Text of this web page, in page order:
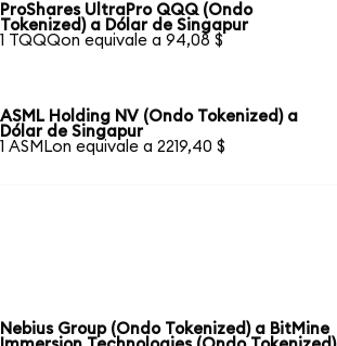
ProShares UltraPro QQQ (Ondo
Tokenized) a Dólar de Singapur
1 TQQQon equivale a 94,08 $
ASML Holding NV (Ondo Tokenized) a
Dólar de Singapur
1 ASMLon equivale a 2219,40 $
Nebius Group (Ondo Tokenized) a BitMine